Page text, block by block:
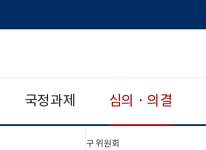
국정과제 심의 · 의결
구 위원회